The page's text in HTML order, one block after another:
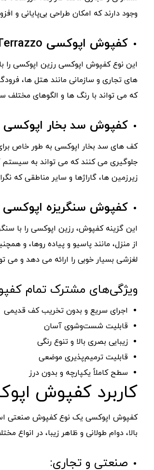
وجود دارند که امکان طراحی بی‌پایانی و
کفپوش اپوکسی Terrazzo
این نوع کفپوش اپوکسی رزین اپوکسی را
های تجاری و سازمانی مانند هتل ها،
که می تواند با رنگ ها و الگوهای مختلف
کفپوش سد بخار اپوکسی
کف های سد بخار اپوکسی به طور خاص
جلوگیری می کنند که می تواند به
زیرزمین ها، گاراژها و سایر مناطقی که
کفپوش سنگریزه اپوکسی
این گزینه کفپوش، رزین اپوکسی را با
از منزل، مانند پاسیو و پیاده روها، و
لغزشی بسیار خوبی را ارائه می دهد و می
ویژگی‌های مشترک تمام
اجرای سریع و بدون تخریب کف قدیمی
قابلیت شست‌وشوی آسان
زیبایی بصری بالا و تنوع رنگی
قابلیت ترمیم‌پذیری موضعی
سطح کاملاً یکپارچه و بدون درز
کاربرد کفپوش
کفپوش اپوکسی یک نوع کفپوش صنعتی
بالا، دوام طولانی و ظاهر زیبا، در انواع
صنعتی و تجاری: